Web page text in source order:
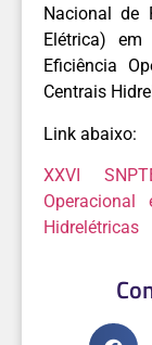
Nacional de
Elétrica)
Eficiência
Centrais
Link abaixo:
XXVI
Operacional
Hidrelétricas